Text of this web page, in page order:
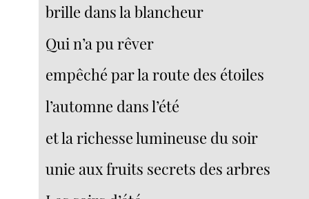
brille dans la blancheur
Qui n’a pu rêver
empêché par la route des étoiles
l’automne dans l’été
et la richesse lumineuse du soir
unie aux fruits secrets des arbres